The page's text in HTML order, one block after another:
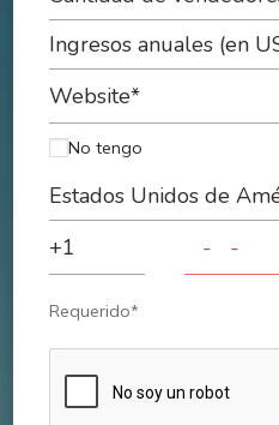
No tengo
Requerido*